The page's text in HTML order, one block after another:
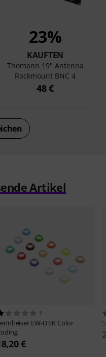
23%
KAUFTEN
Thomann 19" Antenna
Rackmount BNC 4
48 €
Artikel
1
EW-D SK Color
€